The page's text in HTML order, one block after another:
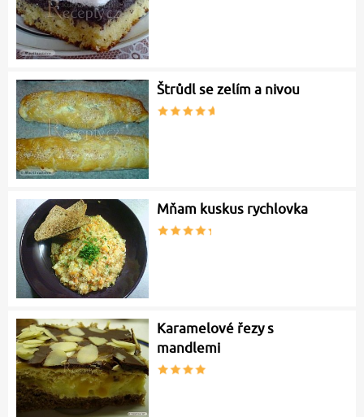
Štrůdl se zelím a nivou
Mňam kuskus rychlovka
Karamelové řezy s
mandlemi